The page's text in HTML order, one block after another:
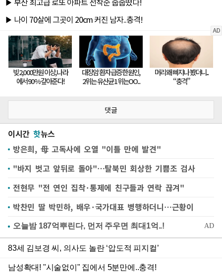
댓글
이시간 핫뉴스
방은희, 母 고독사에 오열 "이틀 만에 발견"
"바지 벗고 앞뒤로 돌아"…탈북민 회상한 기쁨조 검사
전현무 "전 연인 집착·통제에 친구들과 연락 끊겨"
박찬민 딸 박민하, 배우·국가대표 병행하더니…근황이